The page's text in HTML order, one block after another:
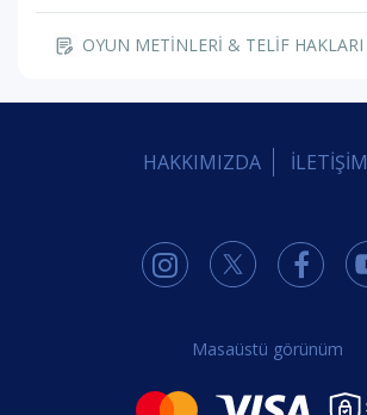
OYUN METİNLERİ & TELİF HAKLARI
HAKKIMIZDA İLETİŞİM
Masaüstü görünüm